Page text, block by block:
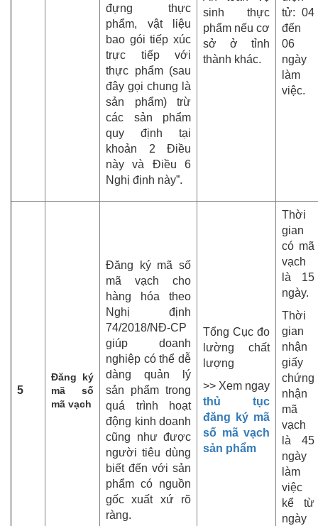
đựng thực
phẩm, vật liệu
bao gói tiếp xúc
trực tiếp với
thực phẩm (sau
đây gọi chung là
sản phẩm) trừ
các sản phẩm
quy định tại
khoản 2 Điều
này và Điều 6
Nghị định này”.
sinh thực
phẩm nếu cơ
sở ở tỉnh
thành khác.
tử: 04
đến
06
ngày
làm
việc.
5
Đăng ký
mã số
mã vạch
Đăng ký mã số
mã vạch cho
hàng hóa theo
Nghị định
74/2018/NĐ-CP
giúp doanh
nghiệp có thể dễ
dàng quản lý
sản phẩm trong
quá trình hoạt
động kinh doanh
cũng như được
người tiêu dùng
biết đến với sản
phẩm có nguồn
gốc xuất xứ rõ
ràng.
Tổng Cục đo
lường chất
lượng
>> Xem ngay
thủ tục
đăng ký mã
số mã vạch
sản phẩm
Thời
gian
có mã
vạch
là 15
ngày.
Thời
gian
nhận
giấy
chứng
nhận
mã
vạch
là 45
ngày
làm
việc
kể từ
ngày